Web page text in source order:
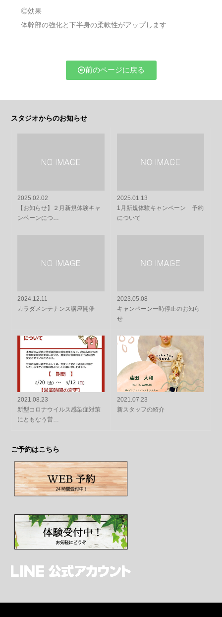
◎効果
体幹部の強化と下半身の柔軟性がアップします
前のページに戻る
スタジオからのお知らせ
2025.02.02
【お知らせ】２月新規体験キャ
ンペーンにつ…
2025.01.13
1月新規体験キャンペーン 予約
について
2024.12.11
カラダメンテナンス講座開催
2023.05.08
キャンペーン一時停止のお知ら
せ
2021.08.23
新型コロナウイルス感染症対策
にともなう営…
2021.07.23
新スタッフの紹介
ご予約はこちら